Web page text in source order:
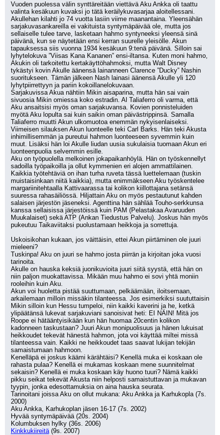
Vuoden puolessa välin synttäreitään viettävä Aku Ankka oli taattu
valinta kesäkuun kuvaksi jo tätä keräilykuvasarjaa aloitellessani.
Akullehan kilahti jo 74 vuotta lasiin viime maanantaina. Yleensähän
sarjakuvasankareilla ei vakituista syntymäpäivää ole, mutta jos
sellaiselle tulee tarve, lasketaan hahmo syntyneeksi yleensä sinä
päivänä, kun se näytetään ensi kerran suurelle yleisölle. Akun
tapauksessa siis vuonna 1934 kesäkuun 9:tenä päivänä. Silloin sai
lyhytelokuva ”Viisas Kana Kananen” ensi-iltansa. Kuten moni hahmo,
Akukin oli tarkoitettu kertakäyttöhahmoksi, mutta Walt Disney
tykästyi kovin Akulle äänensä lainanneen Clarence ”Ducky” Nashin
suoritukseen. Tämän jälkeen Nash lainasi äänensä Akulle yli 120
lyhytpiirrettyyn ja pariin kokoillanelokuvaan.
Sarjakuvissa Akua nähtiin Mikin aisaparina, mutta hän sai vain
sivuosia Mikin omiessa koko estradin. Al Taliaferro oli varma, että
Aku ansaitsisi myös oman sarjakuvansa. Kovien ponnisteluiden
myötä Aku lopulta sai kuin saikin oman päivästrippinsä. Samalla
Taliaferro muutti Akun ulkomuotoa enemmän nykyisenlaiseksi.
Viimeisen silauksen Akun luonteelle teki Carl Barks. Hän teki Akusta
inhimillisemmän ja pureutui hahmon luonteeseen syvemmin kuin
muut. Lisäksi hän loi Akulle liudan uusia sukulaisia tuomaan Akun eri
luonteenpuolia selvemmin esille.
Aku on työpuolella melkoinen jokapaikanhöylä. Hän on työskennellyt
sadoilla työpaikoilla ja ollut kymmenien eri alojen ammattilainen.
Kaikkia työtehtäviä on ihan turha ruveta tässä luettelemaan (tuskin
muistaisinkaan niitä kaikkia), mutta enimmäkseen Aku työskentelee
margariinitehtaalla Kattivaarassa tai kolikon kiillottajana setänsä
suuressa rahasäiliössä. Hiljattain Aku on myös pestautunut kahden
salaisen järjestön jäseneksi. Agenttina hän sählää Touho-serkkunsa
kanssa sellaisissa järjestöissä kuin PAM (Pelastakaa Avaruuden
Muukalaiset) sekä ATP (Ankan Tiedustus Palvelu). Joskus hän myös
pukeutuu Taikaviitaksi puolustamaan heikkoja ja sorrettuja.
Uskoisikohan kukaan, jos väittäisin, ettei Akun piirtäminen ole juuri
mieleeni?
Tuskinpa! Aku on juuri se hahmo josta piirrän ja kirjoitan joka vuosi
tarinoita.
Akulle on hauska keksiä juonikuvioita juuri siitä syystä, että hän on
niin paljon muokattavissa. Mikään muu hahmo ei sovi yhtä moniin
rooleihin kuin Aku.
Akun voi huoletta pistää suuttumaan, pelkäämään, iloitsemaan,
arkailemaan milloin missäkin tilanteessa. Jos esimerkiksi suututtaisin
Mikin silloin kun Hessu tumpeloi, niin kaikki kaverini ja he, ketkä
ylipäätänsä lukevat sarjakuviani sanoisivat heti: EI NÄIN! Mitä jos
Roope ei hätääntyisikään kun hän huomaa 20centin kolikon
kadonneen taskustaan? Juuri Akun monipuolisuus ja hänen lukuisat
heikkoudet tekevät hänestä hahmon, jota voi käyttää miltei missä
tilanteessa vain. Kaikki ne heikkoudet taas saavat lukijan tekijän
samaistumaan hahmoon.
Kenelläpä ei joskus käämi kärähtäisi? Kenellä muka ei koskaan ole
rahasta pulaa? Kenellä ei mukamas koskaan mene suunnitelmat
sekaisin? Kenellä ei muka koskaan käy huono tuuri? Nämä kaikki
pikku seikat tekevät Akusta niin helposti samaistuttavan ja mukavan
tyypin, jonka edesottamuksia on aina hauska seurata.
Tarinoitani joissa Aku on ollut mukana: Aku Ankka ja Karhukopla (7s.
2000)
Aku Ankka, Karhukoplan jäsen 16-17 (7s. 2002)
Hyvää syntymäpäivää (20s. 2004)
Kolumbuksen hylky (36s. 2006)
Kinkkukiireitä (9s. 2007)